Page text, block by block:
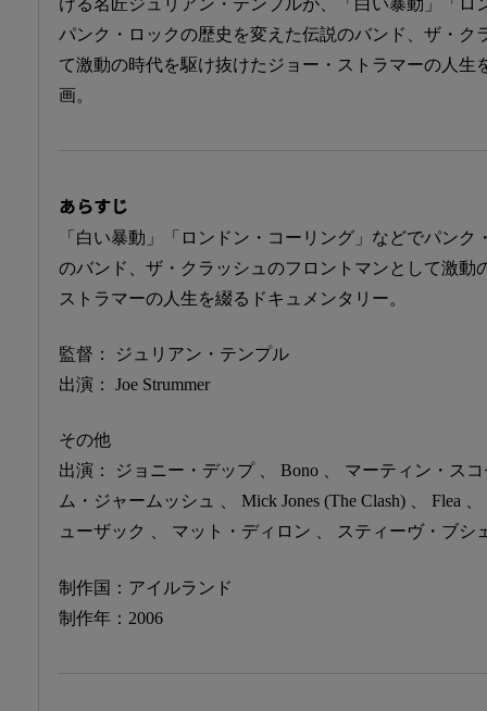
パンク・ロックの歴史を変えた伝説のバンド、ザ・ク
て激動の時代を駆け抜けたジョー・ストラマーの人生
画。
あらすじ
「白い暴動」「ロンドン・コーリング」などでパン
のバンド、ザ・クラッシュのフロントマンとして激動
ストラマーの人生を綴るドキュメンタリー。
監督： ジュリアン・テンプル
出演： Joe Strummer
その他
出演： ジョニー・デップ 、 Bono 、 マーティン・ス
ム・ジャームッシュ 、 Mick Jones (The Clash) 、 Flea
ューザック 、 マット・ディロン 、 スティーヴ・ブシ
制作国：アイルランド
制作年：2006